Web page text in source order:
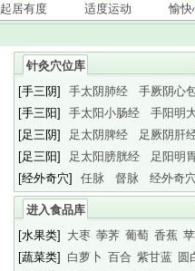
起居有度 适度运动
愉快
针灸穴位库
[手三阴]
手太阴肺经 手厥阴心
[手三阳]
手太阳小肠经 手阳明
[足三阴]
足太阴脾经 足厥阴肝
[足三阳]
足太阳膀胱经 足阳明
[经外奇穴]
任脉 督脉 经外奇穴
进入食品库
[水果类]
大枣 荸荠 葡萄 香蕉
[蔬菜类]
白萝卜 百合 紫甘蓝 圆